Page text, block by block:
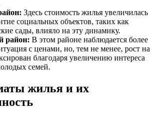
Здесь стоимость жилья увеличилась
социальных объектов, таких как
сады, влияло на эту динамику.
район: В этом районе наблюдается более
с ценами, но, тем не менее, рост на
благодаря увеличению интереса
семей.
жилья и их